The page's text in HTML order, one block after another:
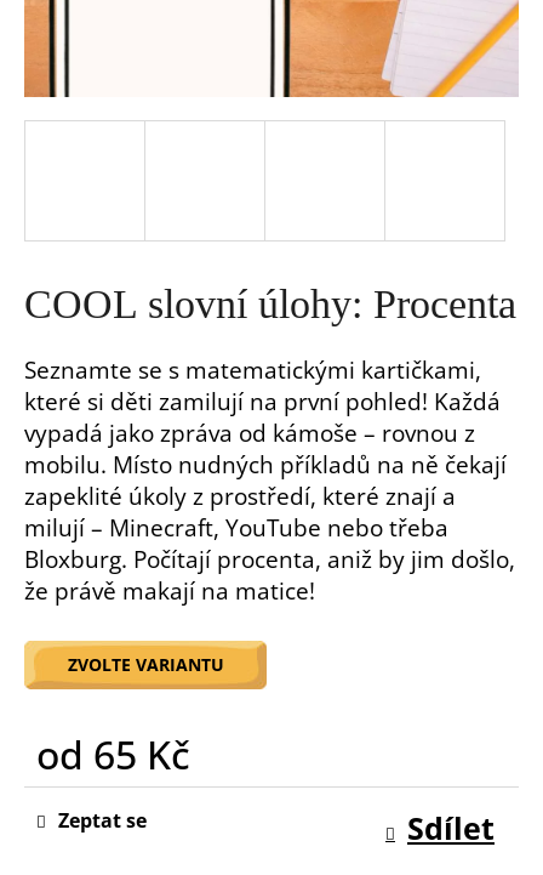
COOL slovní úlohy: Procenta
Seznamte se s matematickými kartičkami,
které si děti zamilují na první pohled! Každá
vypadá jako zpráva od kámoše – rovnou z
mobilu. Místo nudných příkladů na ně čekají
zapeklité úkoly z prostředí, které znají a
milují – Minecraft, YouTube nebo třeba
Bloxburg. Počítají procenta, aniž by jim došlo,
že právě makají na matice!
ZVOLTE VARIANTU
od 65 Kč
Měrná
cena:Zeptat se Sdílet
í
t
HLEDAT
D
o
p
o
r
č
u
j
m